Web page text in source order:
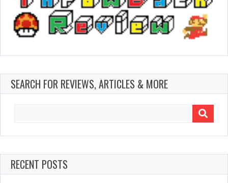
SEARCH FOR REVIEWS, ARTICLES & MORE
RECENT POSTS